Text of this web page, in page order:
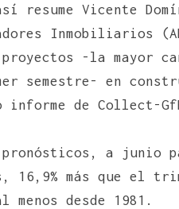
resume Vicente
Inmobiliarios
-la mayor
semestre- en
de Collect-
a junio
16,9% más que el
desde 1981.